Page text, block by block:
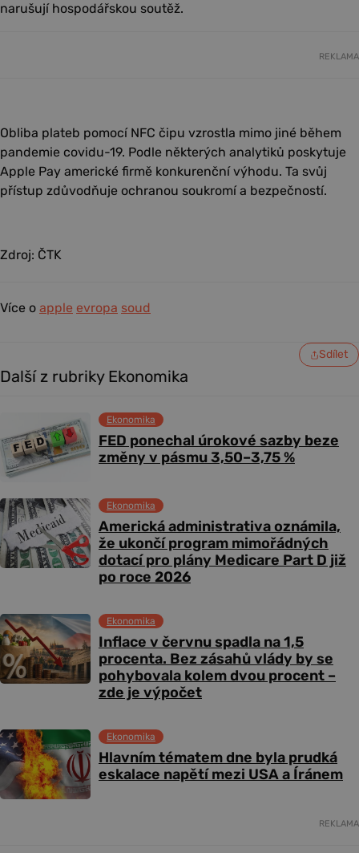
narušují hospodářskou soutěž.
REKLAMA
Obliba plateb pomocí NFC čipu vzrostla mimo jiné během
pandemie covidu-19. Podle některých analytiků poskytuje
Apple Pay americké firmě konkurenční výhodu. Ta svůj
přístup zdůvodňuje ochranou soukromí a bezpečností.
Zdroj: ČTK
Více o apple evropa soud
Sdílet
Další z rubriky Ekonomika
FED ponechal úrokové sazby beze
změny v pásmu 3,50–3,75 %
Ekonomika
Americká administrativa oznámila,
že ukončí program mimořádných
dotací pro plány Medicare Part D již
po roce 2026
Ekonomika
Inflace v červnu spadla na 1,5
procenta. Bez zásahů vlády by se
pohybovala kolem dvou procent –
zde je výpočet
Ekonomika
Hlavním tématem dne byla prudká
eskalace napětí mezi USA a Íránem
Ekonomika
REKLAMA